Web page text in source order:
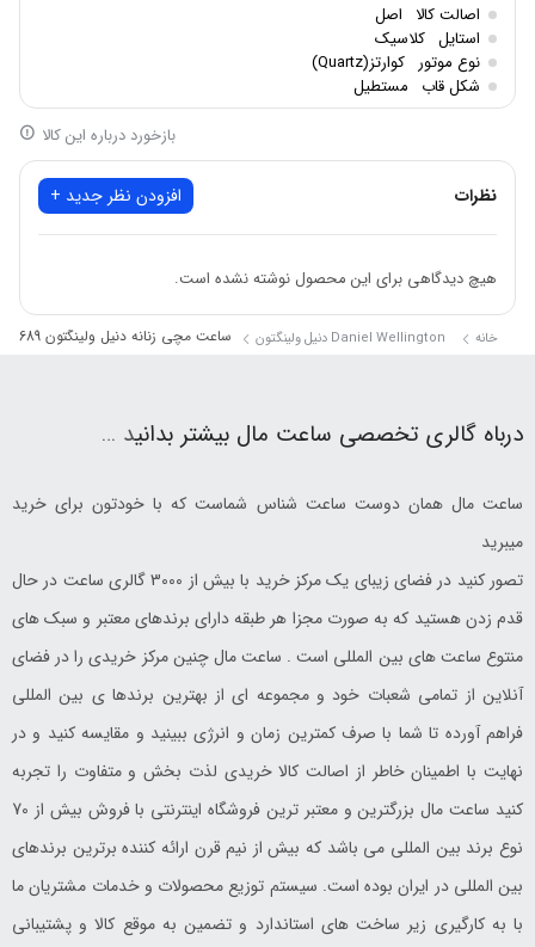
اصالت کالا
اصل
استایل کلاسیک
نوع موتور کوارتز(Quartz)
شکل قاب
مستطیل
بازخورد درباره این کالا
نظرات افزودن نظر جدید +
هیچ دیدگاهی برای این محصول نوشته نشده است.
خانه Daniel Wellington دنیل ولینگتون ساعت مچی زنانه دنیل ولینگتون DW00100689
درباه گالری تخصصی ساعت مال بیشتر بدانید …
ساعت مال همان دوست ساعت شناس شماست که با خودتون برای خرید
میبرید
تصور کنید در فضای زیبای یک مرکز خرید با بیش از 3000 گالری ساعت در حال
قدم زدن هستید که به صورت مجزا هر طبقه دارای برندهای معتبر و سبک های
منتوع ساعت های بین المللی است . ساعت مال چنین مرکز خریدی را در فضای
آنلاین از تمامی شعبات خود و مجموعه ای از بهترین برندها ی بین المللی
فراهم آورده تا شما با صرف کمترین زمان و انرژی ببینید و مقایسه کنید و در
نهایت با اطمینان خاطر از اصالت کالا خریدی لذت بخش و متفاوت را تجربه
کنید ساعت مال بزرگترین و معتبر ترین فروشگاه اینترنتی با فروش بیش از 70
نوع برند بین المللی می باشد که بیش از نیم قرن ارائه کننده برترین برندهای
بین المللی در ایران بوده است. سیستم توزیع محصولات و خدمات مشتریان ما
با به کارگیری زیر ساخت های استاندارد و تضمین به موقع کالا و پشتیبانی